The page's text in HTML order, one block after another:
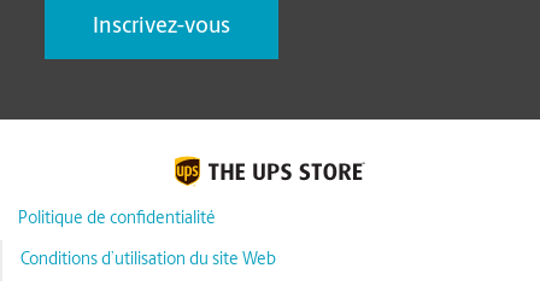
Politique de confidentialité
Conditions d’utilisation du site Web